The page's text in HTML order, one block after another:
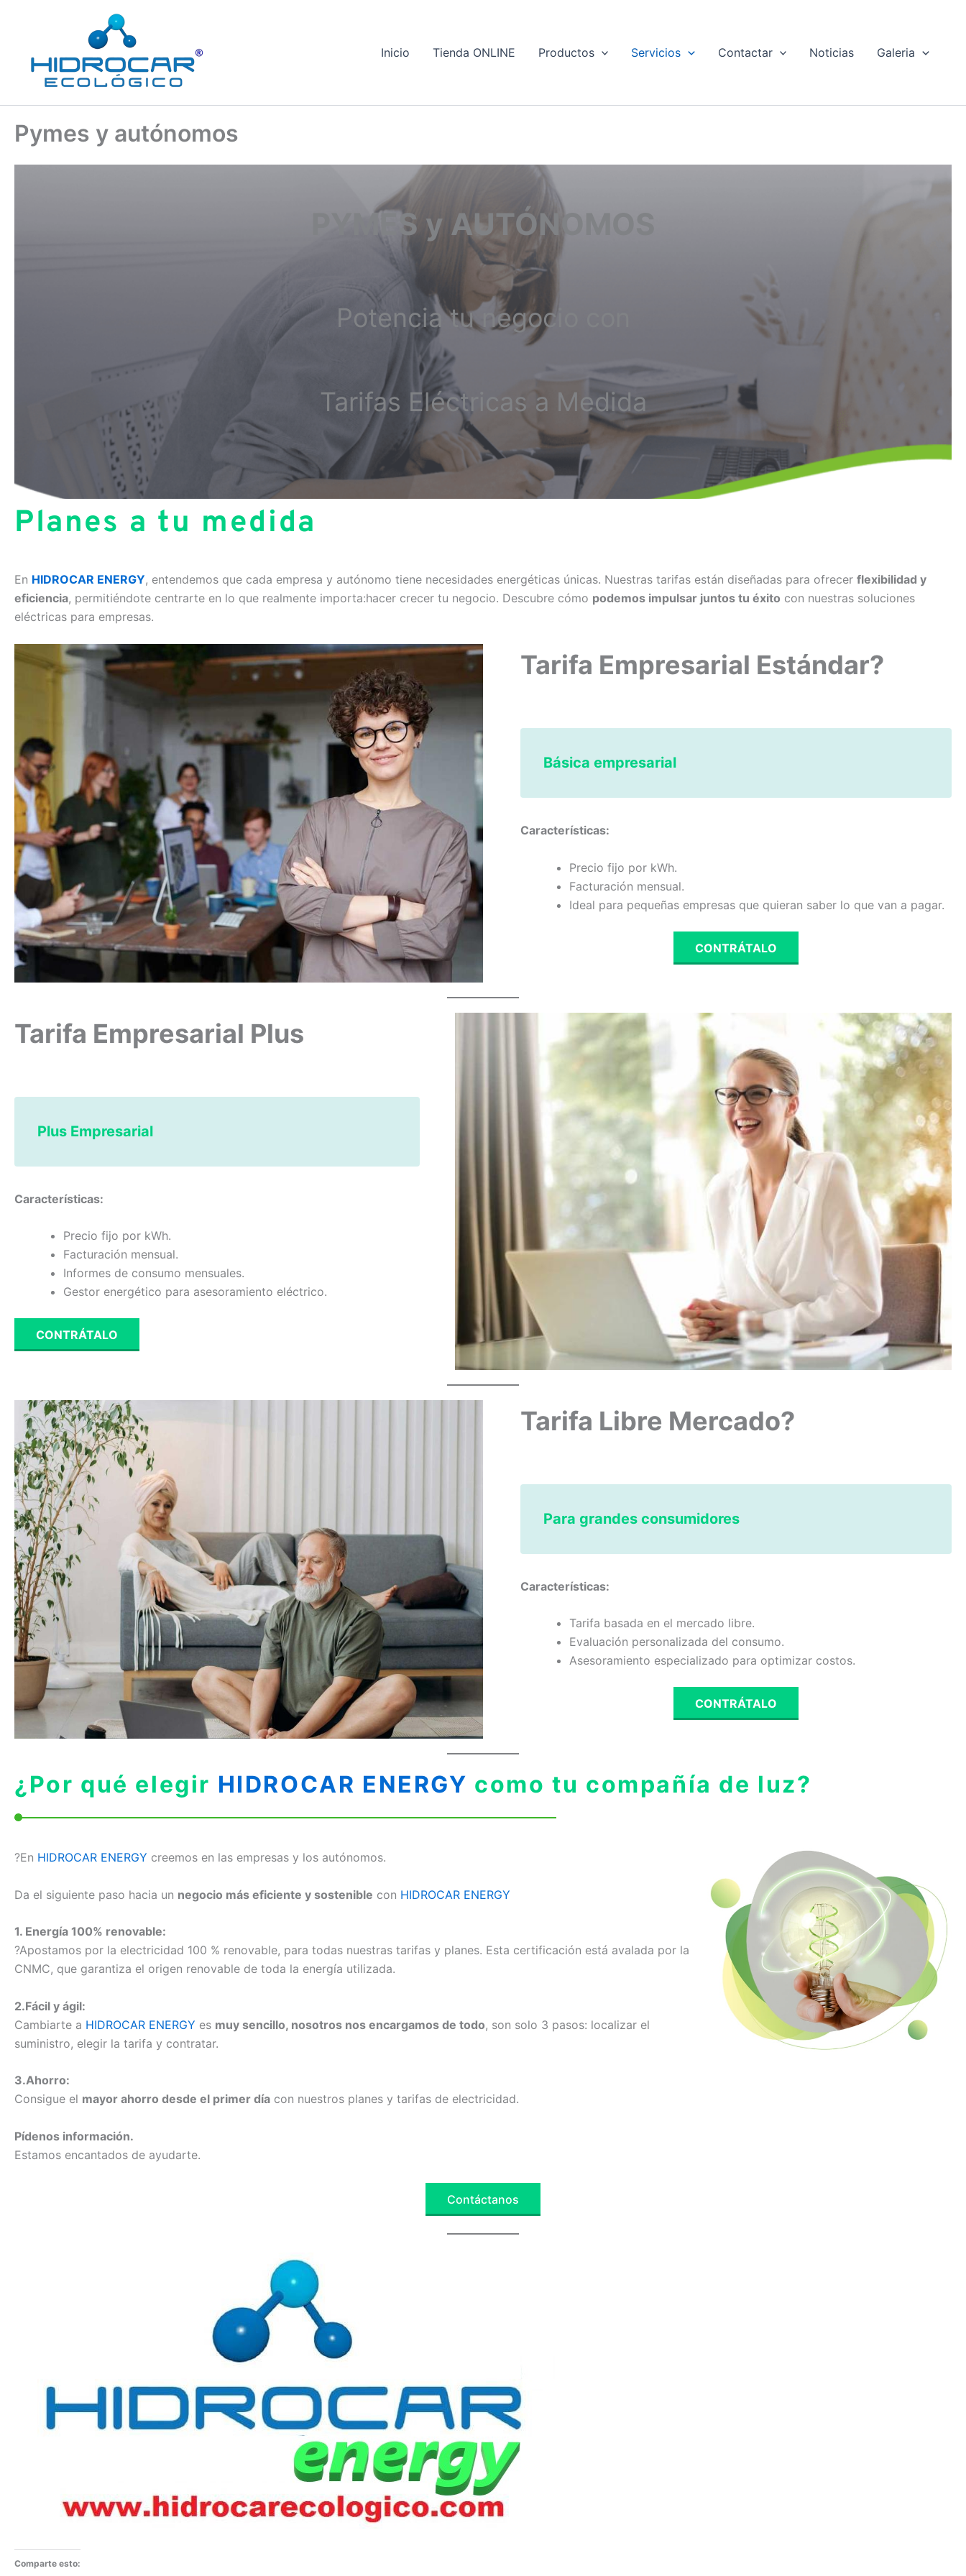
Inicio Tienda ONLINE Productos Servicios Contactar Noticias Galeria
Pymes y autónomos
PYMES y AUTÓNOMOS
Potencia tu negocio con
Tarifas Eléctricas a Medida
Planes a tu medida
En HIDROCAR ENERGY, entendemos que cada empresa y autónomo tiene necesidades energéticas únicas. Nuestras tarifas están diseñadas para ofrecer flexibilidad y
eficiencia, permitiéndote centrarte en lo que realmente importa:hacer crecer tu negocio. Descubre cómo podemos impulsar juntos tu éxito con nuestras soluciones
eléctricas para empresas.
Tarifa Empresarial Estándar?
Básica empresarial
Características:
Precio fijo por kWh.
Facturación mensual.
Ideal para pequeñas empresas que quieran saber lo que van a pagar.
CONTRÁTALO
Tarifa Empresarial Plus
Plus Empresarial
Características:
Precio fijo por kWh.
Facturación mensual.
Informes de consumo mensuales.
Gestor energético para asesoramiento eléctrico.
CONTRÁTALO
Tarifa Libre Mercado?
Para grandes consumidores
Características:
Tarifa basada en el mercado libre.
Evaluación personalizada del consumo.
Asesoramiento especializado para optimizar costos.
CONTRÁTALO
¿Por qué elegir HIDROCAR ENERGY como tu compañía de luz?
?En HIDROCAR ENERGY creemos en las empresas y los autónomos.
Da el siguiente paso hacia un negocio más eficiente y sostenible con HIDROCAR ENERGY
1. Energía 100% renovable:
?Apostamos por la electricidad 100 % renovable, para todas nuestras tarifas y planes. Esta certificación está avalada por la
CNMC, que garantiza el origen renovable de toda la energía utilizada.
2.Fácil y ágil:
Cambiarte a HIDROCAR ENERGY es muy sencillo, nosotros nos encargamos de todo, son solo 3 pasos: localizar el
suministro, elegir la tarifa y contratar.
3.Ahorro:
Consigue el mayor ahorro desde el primer día con nuestros planes y tarifas de electricidad.
Pídenos información.
Estamos encantados de ayudarte.
Contáctanos
Comparte esto: